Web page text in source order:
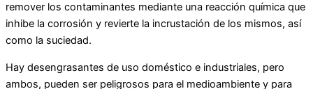
remover los contaminantes mediante una reacción química que
inhibe la corrosión y revierte la incrustación de los mismos, así
como la suciedad.
Hay desengrasantes de uso doméstico e industriales, pero
ambos, pueden ser peligrosos para el medioambiente y para